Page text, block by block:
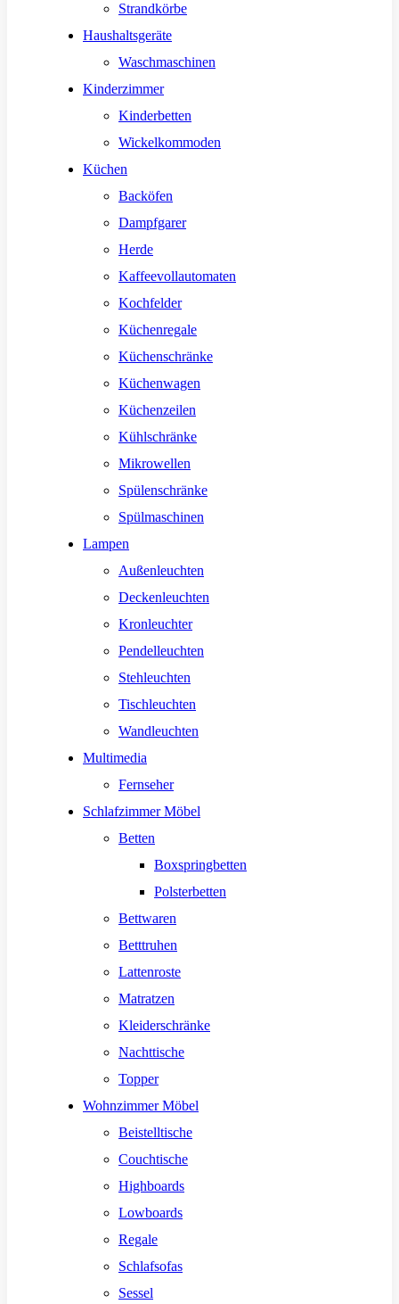
Strandkörbe
Haushaltsgeräte
Waschmaschinen
Kinderzimmer
Kinderbetten
Wickelkommoden
Küchen
Backöfen
Dampfgarer
Herde
Kaffeevollautomaten
Kochfelder
Küchenregale
Küchenschränke
Küchenwagen
Küchenzeilen
Kühlschränke
Mikrowellen
Spülenschränke
Spülmaschinen
Lampen
Außenleuchten
Deckenleuchten
Kronleuchter
Pendelleuchten
Stehleuchten
Tischleuchten
Wandleuchten
Multimedia
Fernseher
Schlafzimmer Möbel
Betten
Boxspringbetten
Polsterbetten
Bettwaren
Betttruhen
Lattenroste
Matratzen
Kleiderschränke
Nachttische
Topper
Wohnzimmer Möbel
Beistelltische
Couchtische
Highboards
Lowboards
Regale
Schlafsofas
Sessel